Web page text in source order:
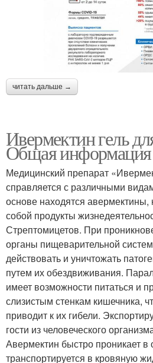
читать дальше →
Ивермектин гель
Общая информация
Медицинский препарат
справляется с различными
основе находятся
собой продукты
Стрептомицетов. При
органы пищеварительной
действовать и уничтожать
путем их обездвиживания.
имеет возможности питаться и
слизистым стенкам кишечника,
приводит к их гибели.
гости из человеческого
Авермектин быстро проникает в
транспортируется в кровяную